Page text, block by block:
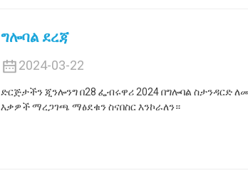
ግሎባል ደረጃ
2024-03-22
ድርጅታችን ጂንሎንግ በ28 ፌብሩዋሪ 2024 በግሎባል ስታንዳርድ
እቃዎች ማረጋገጫ ማፅደቁን ስናበስር እንኮራለን።